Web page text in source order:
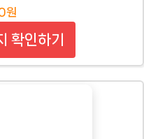
원
확인하기